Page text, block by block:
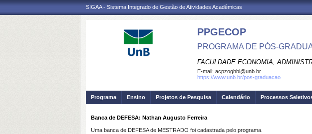
SIGAA - Sistema Integrado de Gestão de Atividades Acadêmicas
PPGECOP
PROGRAMA DE PÓS-
FACULDADE ECONOMIA,
E-mail: acpzoghbi@unb.br
https://www.unb.br/pos-graduacao
Programa Ensino Projetos de Pesquisa Calendário Processos
Banca de DEFESA: Nathan Augusto Ferreira
Uma banca de DEFESA de MESTRADO foi cadastrada pelo programa.